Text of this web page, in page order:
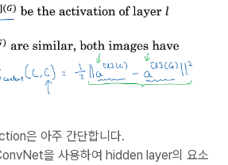
은 아주 간단합니다.
을 사용하여 hidden layer의 요소